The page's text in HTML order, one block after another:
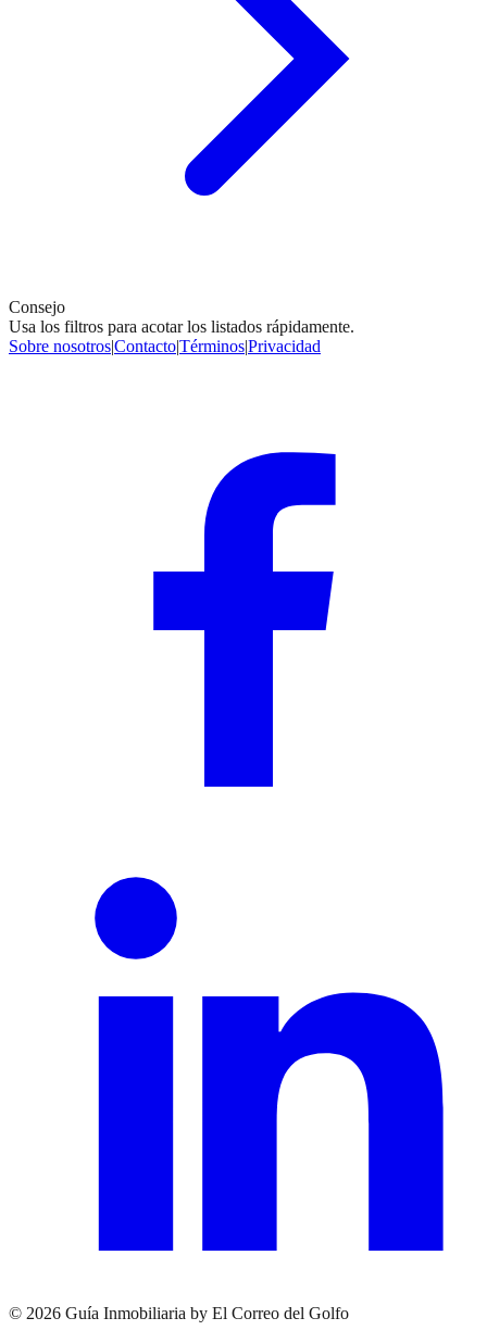
Consejo
Usa los filtros para acotar los listados rápidamente.
Sobre nosotros|Contacto|Términos|Privacidad
© 2026 Guía Inmobiliaria by El Correo del Golfo